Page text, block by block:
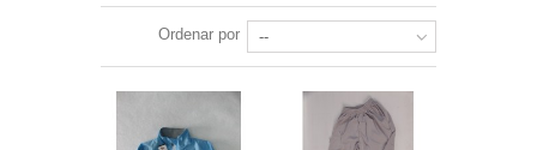
Ordenar por --